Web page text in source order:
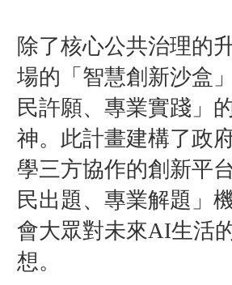
除了核心公共治理的
場的「智慧創新沙盒
民許願、專業實踐」
神。此計畫建構了政
學三方協作的創新平
民出題、專業解題」
會大眾對未來AI生活
想。